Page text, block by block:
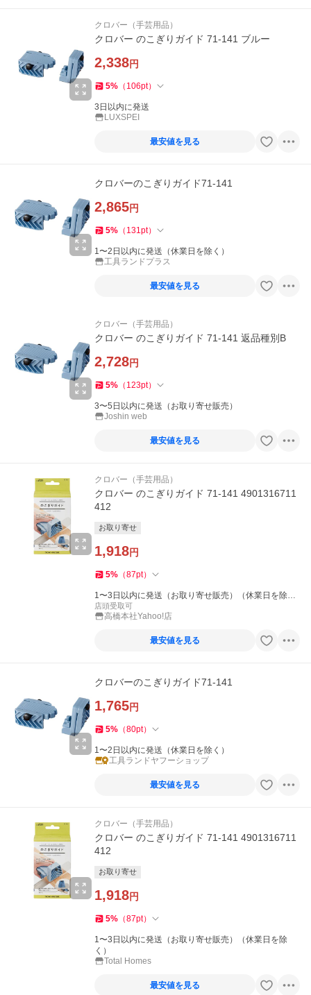
クロバー（手芸用品）
クロバー のこぎりガイド 71-141 ブルー
2,338円
5% （ 106pt）
3日以内に発送
LUXSPEI
最安値を見る
クロバーのこぎりガイド71-141
2,865円
5% （ 131pt）
1〜2日以内に発送（休業日を除く）
工具ランドプラス
最安値を見る
クロバー（手芸用品）
クロバー のこぎりガイド 71-141 返品種別B
2,728円
5% （ 123pt）
3〜5日以内に発送（お取り寄せ販売）
Joshin web
最安値を見る
クロバー（手芸用品）
クロバー のこぎりガイド 71-141 4901316711
412
お取り寄せ
1,918円
5% （87pt）
1〜3日以内に発送（お取り寄せ販売）（休業日を除
く）
店頭受取可
高橋本社Yahoo!店
最安値を見る
クロバーのこぎりガイド71-141
1,765円
5% （80pt）
1〜2日以内に発送（休業日を除く）
工具ランドヤフーショップ
最安値を見る
クロバー（手芸用品）
クロバー のこぎりガイド 71-141 4901316711
412
お取り寄せ
1,918円
5% （87pt）
1〜3日以内に発送（お取り寄せ販売）（休業日を除
く）
Total Homes
最安値を見る